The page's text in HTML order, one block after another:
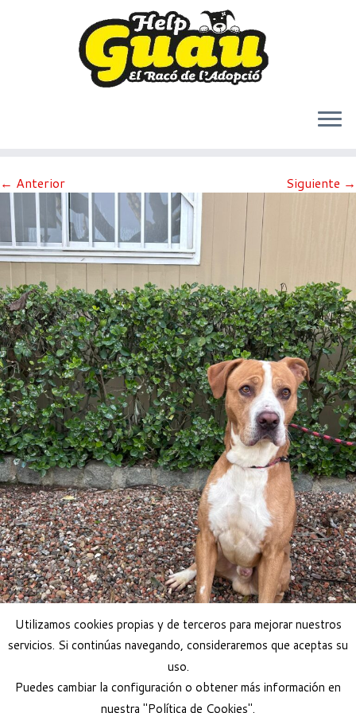
al
contenido
← Anterior Siguiente →
Adoptar perro
Utilizamos cookies propias y de terceros para mejorar nuestros
servicios. Si continúas navegando, consideraremos que aceptas su
uso.
Puedes cambiar la configuración o obtener más información en
nuestra "Política de Cookies".